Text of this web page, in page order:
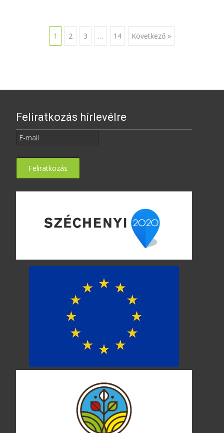
Posts
1 2 3 … 14 Következő »
Feliratkozás hírlevélre